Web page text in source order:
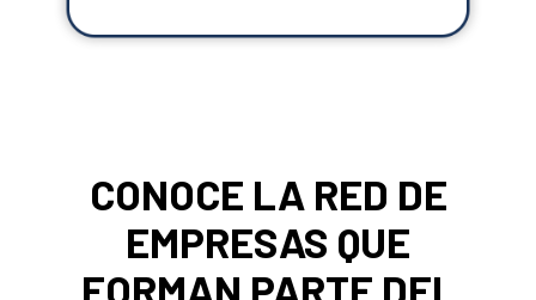
CONOCE LA RED DE
EMPRESAS QUE
FORMAN PARTE DEL